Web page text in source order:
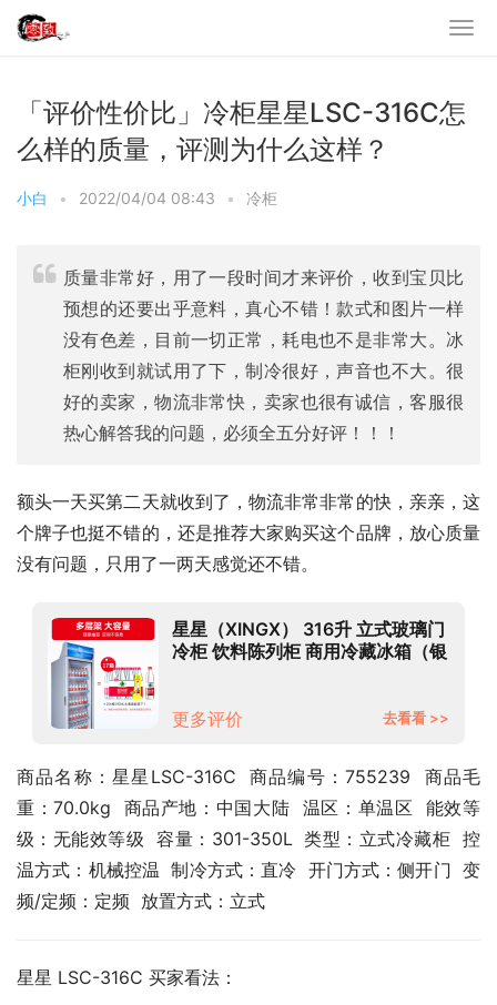
「评价性价比」冷柜星星LSC-316C怎
么样的质量，评测为什么这样？
小白 • 2022/04/04 08:43 • 冷柜
质量非常好，用了一段时间才来评价，收到宝贝比
预想的还要出乎意料，真心不错！款式和图片一样
没有色差，目前一切正常，耗电也不是非常大。冰
柜刚收到就试用了下，制冷很好，声音也不大。很
好的卖家，物流非常快，卖家也很有诚信，客服很
热心解答我的问题，必须全五分好评！！！
额头一天买第二天就收到了，物流非常非常的快，亲亲，这
个牌子也挺不错的，还是推荐大家购买这个品牌，放心质量
没有问题，只用了一两天感觉还不错。
星星（XINGX） 316升 立式玻璃门
冷柜 饮料陈列柜 商用冷藏冰箱（银
更多评价 去看看 >>
商品名称：星星LSC-316C  商品编号：755239  商品毛
重：70.0kg  商品产地：中国大陆  温区：单温区  能效等
级：无能效等级  容量：301-350L  类型：立式冷藏柜  控
温方式：机械控温  制冷方式：直冷  开门方式：侧开门  变
频/定频：定频  放置方式：立式
星星 LSC-316C 买家看法：